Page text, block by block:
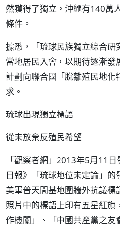
然獲得了獨立。沖繩有140萬
條件。
據悉，「琉球民族獨立綜合研
當地居民入會，以期待逐漸發
計劃向聯合國「脫離殖民地化
求。
琉球出現獨立標語
從未放棄反殖民希望
「觀察者網」2013年5月11
日報》「琉球地位未定論」
美軍普天間基地圍牆外抗議標
照片中的標語上印有五星紅旗
作機關」、「中國共產黨之友